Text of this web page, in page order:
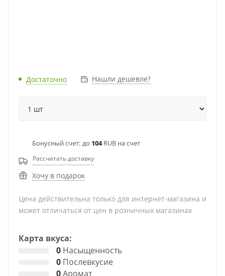
Достаточно Нашли дешевле?
Бонусный счет: до 104RUB на счет
Рассчитать доставку
Хочу в подарок
Цена действительна только для интернет-магазина и
может отличаться от цен в розничных магазинах
Карта вкуса:
0 Насыщенность
0 Послевкусие
0Аромат